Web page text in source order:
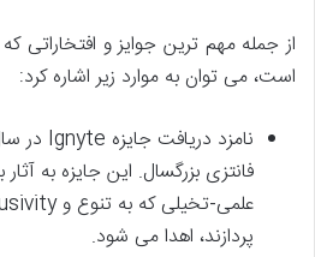
از جمله مهم ترین جوایز و افتخاراتی
است، می توان به موارد زیر اشاره کرد:
فانتزی بزرگسال. این جایزه به
پردازند، اهدا می شود.